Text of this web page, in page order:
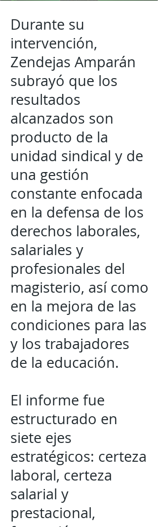
Durante su
intervención,
Zendejas Amparán
subrayó que los
resultados
alcanzados son
producto de la
unidad sindical y de
una gestión
constante enfocada
en la defensa de los
derechos laborales,
salariales y
profesionales del
magisterio, así como
en la mejora de las
condiciones para las
y los trabajadores
de la educación.
El informe fue
estructurado en
siete ejes
estratégicos: certeza
laboral, certeza
salarial y
prestacional,